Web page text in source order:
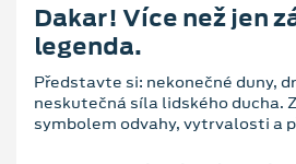
Dakar! Více než jen
legenda.
Představte si: nekonečné duny,
neskutečná síla lidského ducha.
symbolem odvahy, vytrvalosti a